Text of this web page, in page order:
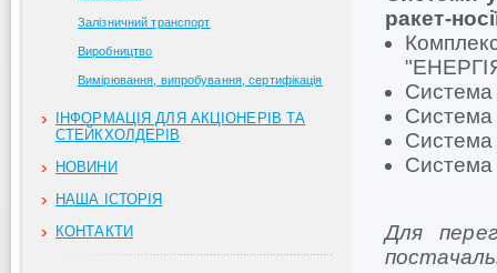
Залізничний транспорт
Виробництво
Вимірювання, випробування, сертифікація
ІНФОРМАЦІЯ ДЛЯ АКЦІОНЕРІВ ТА
СТЕЙКХОЛДЕРІВ
НОВИНИ
НАША ІСТОРІЯ
КОНТАКТИ
ракет-
Система
Система
Система
Система
Для